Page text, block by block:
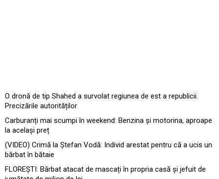
O dronă de tip Shahed a survolat regiunea de est a republicii.
Precizările autorităților
Carburanți mai scumpi în weekend: Benzina și motorina, aproape
la același preț
(VIDEO) Crimă la Ștefan Vodă: Individ arestat pentru că a ucis un
bărbat în bătaie
FLOREȘTI: Bărbat atacat de mascați în propria casă și jefuit de